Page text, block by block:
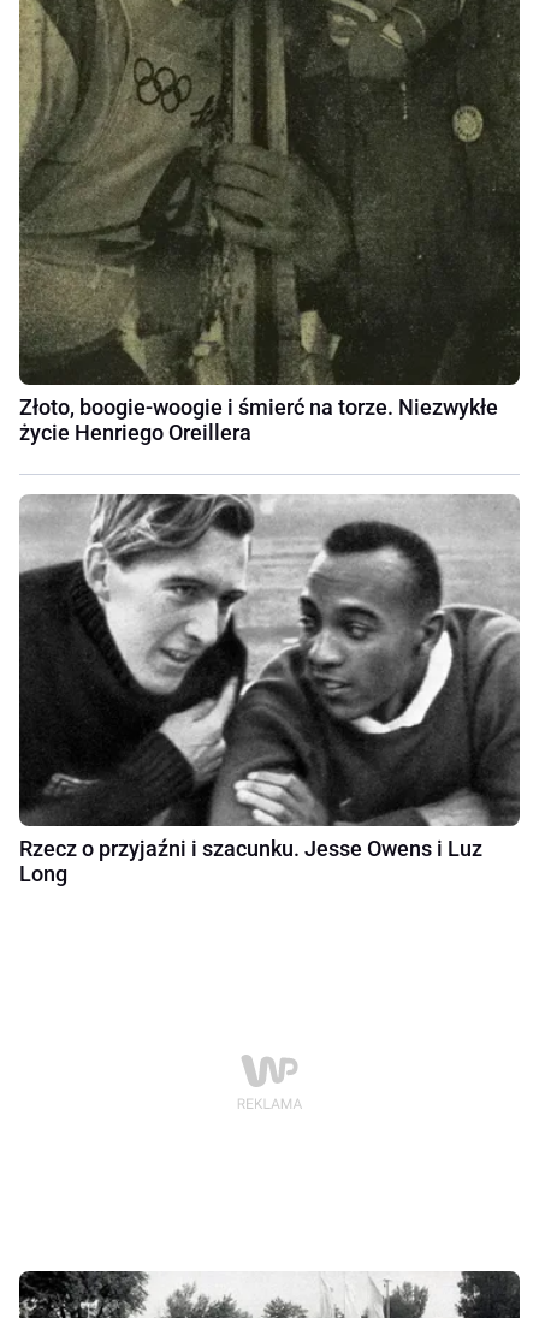
Złoto, boogie-woogie i śmierć na torze. Niezwykłe
życie Henriego Oreillera
Rzecz o przyjaźni i szacunku. Jesse Owens i Luz
Long